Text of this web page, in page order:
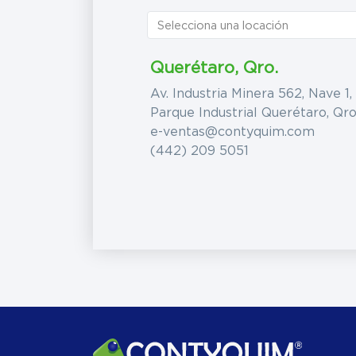
Querétaro, Qro.
Av. Industria Minera 562, Nave 1,
Parque Industrial Querétaro,
e-ventas@contyquim.com
(442) 209 5051